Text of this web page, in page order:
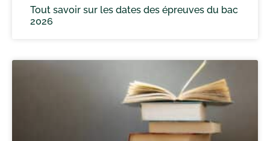
Tout savoir sur les dates des épreuves du bac
2026